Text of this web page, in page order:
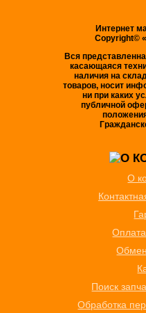
Интернет
Copyright©
Вся
касающаяся
наличия на
товаров, носит
ни при каких
публичной
О
Поиск
Обработка